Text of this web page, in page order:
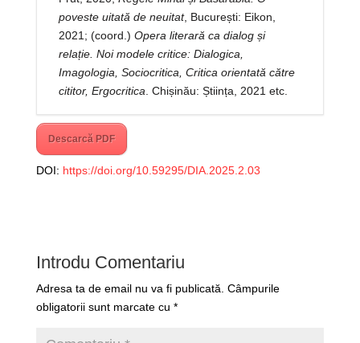
poveste uitată de neuitat, București: Eikon,
2021; (coord.) Opera literară ca dialog și
relație. Noi modele critice: Dialogica,
Imagologia, Sociocritica, Critica orientată către
cititor, Ergocritica . Chișinău: Știința, 2021 etc.
Descarcă PDF
DOI: https://doi.org/10.59295/DIA.2025.2.03
Introdu Comentariu
Adresa ta de email nu va fi publicată. Câmpurile
obligatorii sunt marcate cu *